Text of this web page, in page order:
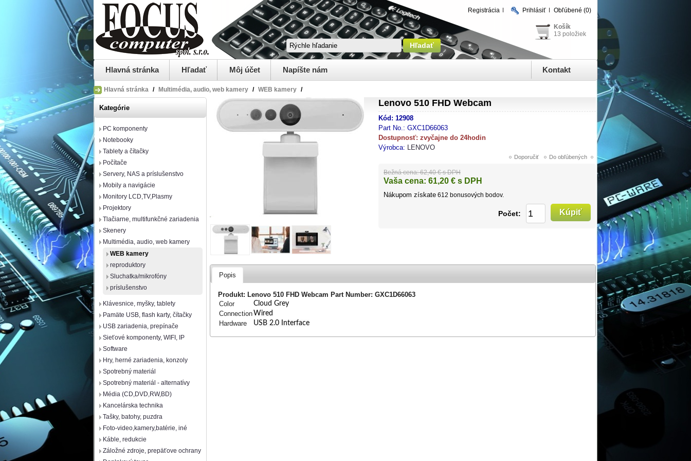
Registrácia Prihlásiť Obľúbené (0)
Košík
13 položiek
Hlavná stránka Hľadať Môj účet Napíšte nám Kontakt
Hlavná stránka / Multimédia, audio, web kamery / WEB kamery /
Kategórie
PC komponenty
Notebooky
Tablety a čítačky
Počítače
Servery, NAS a príslušenstvo
Mobily a navigácie
Monitory LCD,TV,Plasmy
Projektory
Tlačiarne, multifunkčné zariadenia
Skenery
Multimédia, audio, web kamery
WEB kamery
reproduktory
Sluchatka/mikrofóny
príslušenstvo
Klávesnice, myšky, tablety
Pamäte USB, flash karty, čítačky
USB zariadenia, prepínače
Sieťové komponenty, WIFI, IP
Software
Hry, herné zariadenia, konzoly
Spotrebný materiál
Spotrebný materiál - alternatívy
Média (CD,DVD,RW,BD)
Kancelárska technika
Tašky, batohy, puzdra
Foto-video,kamery,batérie, iné
Káble, redukcie
Záložné zdroje, prepäťove ochrany
Lenovo 510 FHD Webcam
Kód: 12908
Part No.: GXC1D66063
Dostupnosť: zvyčajne do 24hodin
Výrobca:
LENOVO
Bežná cena: 62,40 € s DPH
Vaša cena: 61,20 € s DPH
Nákupom získate 612 bonusových bodov.
Počet:
Popis
Produkt: Lenovo 510 FHD Webcam Part Number: GXC1D66063
Color
Cloud Grey
ConnectionWired
Hardware USB 2.0 Interface